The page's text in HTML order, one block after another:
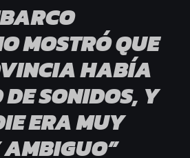
MOSTRÓ QUE
HABÍA
SONIDOS, Y
ERA MUY